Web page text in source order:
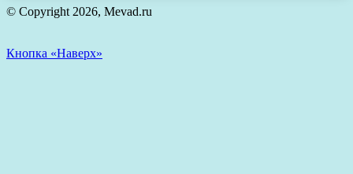
© Copyright 2026, Mevad.ru
Кнопка «Наверх»